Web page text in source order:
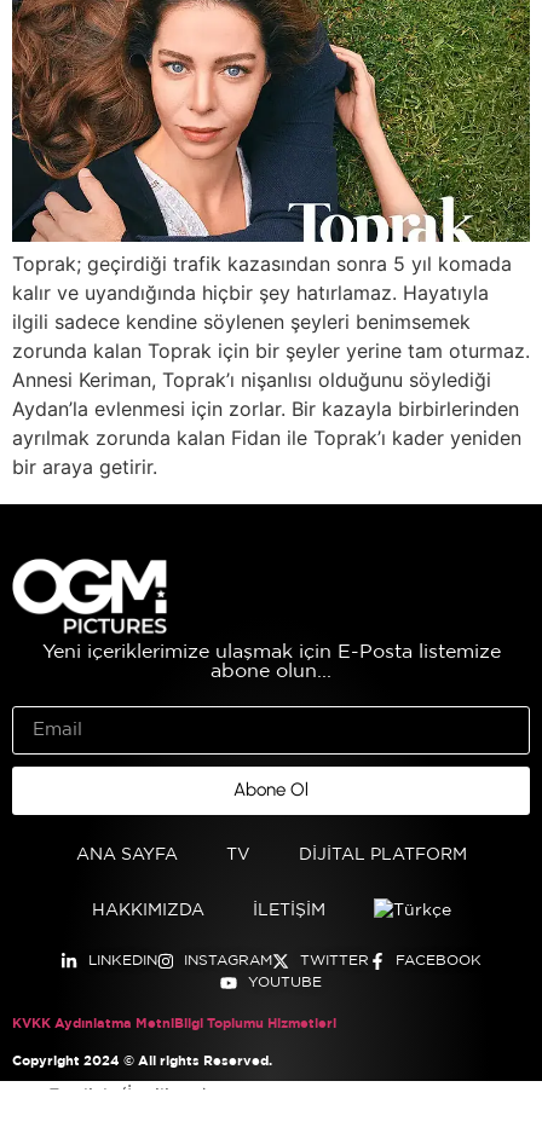
Toprak; geçirdiği trafik kazasından sonra 5 yıl komada
kalır ve uyandığında hiçbir şey hatırlamaz. Hayatıyla
ilgili sadece kendine söylenen şeyleri benimsemek
zorunda kalan Toprak için bir şeyler yerine tam oturmaz.
Annesi Keriman, Toprak’ı nişanlısı olduğunu söylediği
Aydan’la evlenmesi için zorlar. Bir kazayla birbirlerinden
ayrılmak zorunda kalan Fidan ile Toprak’ı kader yeniden
bir araya getirir.
Yeni içeriklerimize ulaşmak için E-Posta listemize
abone olun...
Abone Ol
ANA SAYFA TV DİJİTAL PLATFORM
HAKKIMIZDA İLETİŞİM
LINKEDIN INSTAGRAM TWITTER
FACEBOOK
YOUTUBE
KVKK Aydınlatma Metni Bilgi Toplumu Hizmetleri
Copyright 2024 © All rights Reserved.
English (İngilizce )